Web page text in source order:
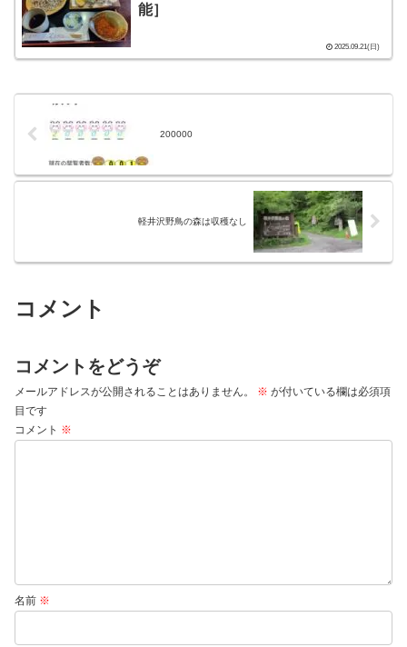
能］
2025.09.21(日)
200000
軽井沢野鳥の森は収穫なし
コメント
コメントをどうぞ
メールアドレスが公開されることはありません。 ※ が付いている欄は必須項
目です
コメント ※
名前 ※